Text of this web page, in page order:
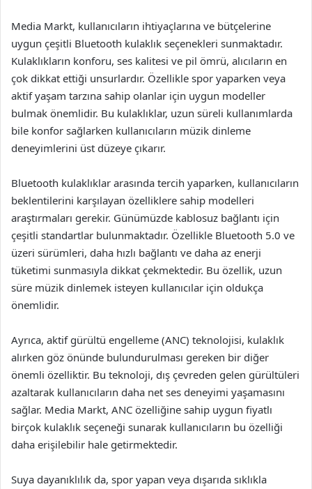
Media Markt, kullanıcıların ihtiyaçlarına ve bütçelerine
uygun çeşitli Bluetooth kulaklık seçenekleri sunmaktadır.
Kulaklıkların konforu, ses kalitesi ve pil ömrü, alıcıların en
çok dikkat ettiği unsurlardır. Özellikle spor yaparken veya
aktif yaşam tarzına sahip olanlar için uygun modeller
bulmak önemlidir. Bu kulaklıklar, uzun süreli kullanımlarda
bile konfor sağlarken kullanıcıların müzik dinleme
deneyimlerini üst düzeye çıkarır.
Bluetooth kulaklıklar arasında tercih yaparken, kullanıcıların
beklentilerini karşılayan özelliklere sahip modelleri
araştırmaları gerekir. Günümüzde kablosuz bağlantı için
çeşitli standartlar bulunmaktadır. Özellikle Bluetooth 5.0 ve
üzeri sürümleri, daha hızlı bağlantı ve daha az enerji
tüketimi sunmasıyla dikkat çekmektedir. Bu özellik, uzun
süre müzik dinlemek isteyen kullanıcılar için oldukça
önemlidir.
Ayrıca, aktif gürültü engelleme (ANC) teknolojisi, kulaklık
alırken göz önünde bulundurulması gereken bir diğer
önemli özelliktir. Bu teknoloji, dış çevreden gelen gürültüleri
azaltarak kullanıcıların daha net ses deneyimi yaşamasını
sağlar. Media Markt, ANC özelliğine sahip uygun fiyatlı
birçok kulaklık seçeneği sunarak kullanıcıların bu özelliği
daha erişilebilir hale getirmektedir.
Suya dayanıklılık da, spor yapan veya dışarıda sıklıkla